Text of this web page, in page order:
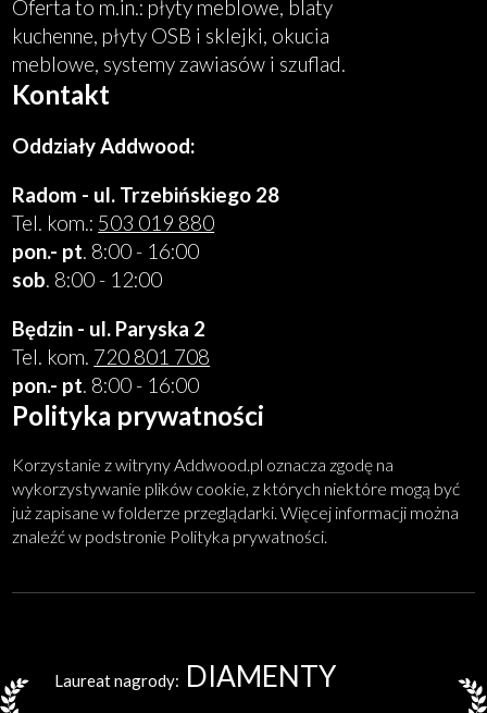
Oferta to m.in.: płyty meblowe, blaty
kuchenne, płyty OSB i sklejki, okucia
meblowe, systemy zawiasów i szuflad.
Kontakt
Oddziały Addwood:
Radom - ul. Trzebińskiego 28
Tel. kom.: 503 019 880
pon.- pt. 8:00 - 16:00
sob. 8:00 - 12:00
Będzin - ul. Paryska 2
Tel. kom. 720 801 708
pon.- pt. 8:00 - 16:00
Polityka prywatności
Korzystanie z witryny Addwood.pl oznacza zgodę na
wykorzystywanie plików cookie, z których niektóre mogą być
już zapisane w folderze przeglądarki. Więcej informacji można
znaleźć w podstronie Polityka prywatności.
Laureat nagrody: DIAMENTY